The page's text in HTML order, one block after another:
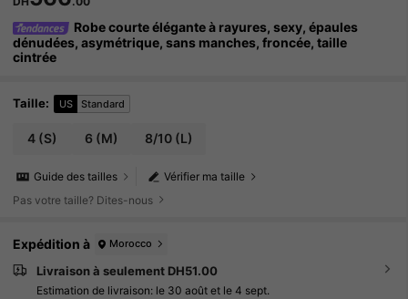
Robe courte élégante à rayures, sexy, épaules
dénudées, asymétrique, sans manches, froncée, taille
cintrée
Taille: US Standard
4 (S) 6 (M) 8/10(L)
Vérifier ma taille
Guide des tailles
Pas votre taille? Dites-nous
Expédition à Morocco
Livraison à seulement DH51.00
Estimation de livraison: le 30 août et le 4 sept.